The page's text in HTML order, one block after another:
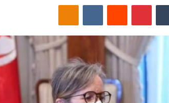
بينتيريست Odnoklassniki